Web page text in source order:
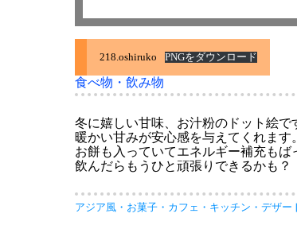
218.oshiruko PNGをダウンロード
食べ物・飲み物
冬に嬉しい甘味、お汁粉のドット絵で
暖かい甘みが安心感を与えてくれます。
お餅も入っていてエネルギー補充もば
飲んだらもうひと頑張りできるかも？
アジア風・ お菓子・ カフェ ・ キッチン ・ デザー